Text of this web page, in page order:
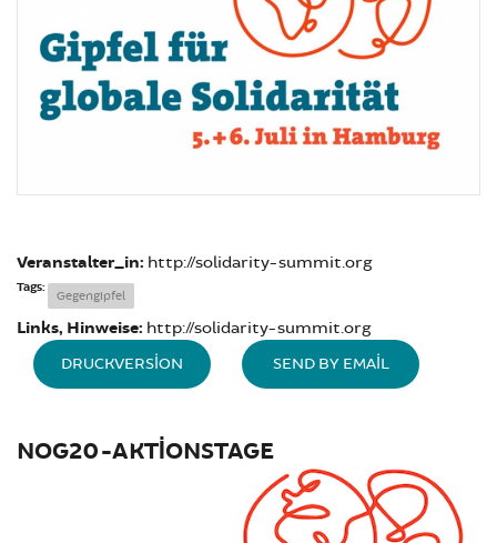
Veranstalter_in: http://solidarity-summit.org
Tags:
Gegengipfel
Links, Hinweise: http://solidarity-summit.org
DRUCKVERSION SEND BY EMAIL
NOG20-AKTIONSTAGE